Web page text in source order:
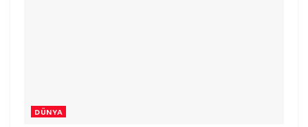
DÜNYA